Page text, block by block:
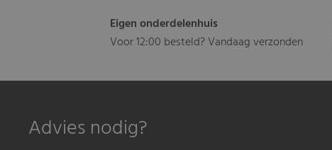
Eigen onderdelenhuis
Voor 12:00 besteld? Vandaag verzonden
Advies nodig?